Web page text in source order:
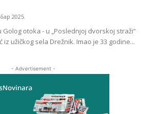
2025.
otoka - u „Poslednjoj dvorskoj straži“
iz užičkog sela Drežnik. Imao je 33 godine...
- Advertisement -